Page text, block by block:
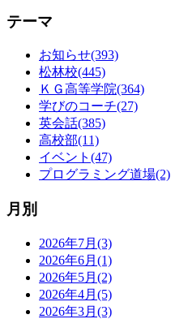
テーマ
お知らせ(393)
松林校(445)
ＫＧ高等学院(364)
学びのコーチ(27)
英会話(385)
高校部(11)
イベント(47)
プログラミング道場(2)
月別
2026年7月(3)
2026年6月(1)
2026年5月(2)
2026年4月(5)
2026年3月(3)